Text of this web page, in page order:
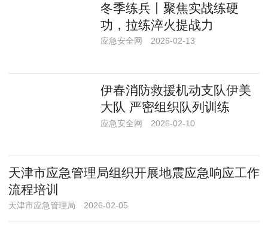
冬季练兵丨聚焦实战练硬
功，拉练淬火提战力
应急安全网 2026-02-13
伊春消防救援机动支队伊美
大队 严密组织队列训练
应急安全网 2026-02-10
天津市应急管理局组织开展地震应急响应工作
流程培训
天津市应急管理局 2026-02-05